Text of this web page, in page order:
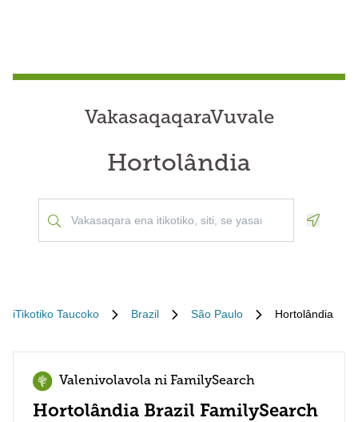
VakasaqaqaraVuvale
Hortolândia
iTikotiko Taucoko Brazil São Paulo Hortolândia
Valenivolavola ni FamilySearch
Hortolândia Brazil FamilySearch